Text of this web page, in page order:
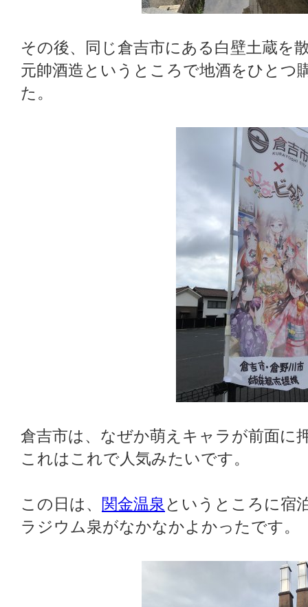
その後、同じ倉吉市にある白壁土蔵を
元帥酒造というところで地酒をひとつ
た。
倉吉市は、なぜか萌えキャラが前面に
これはこれで人気みたいです。
この日は、 関金温泉 というところに宿
ラジウム泉がなかなかよかったです。